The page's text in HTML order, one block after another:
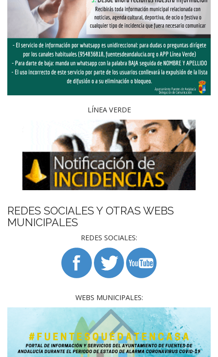
LÍNEA VERDE
REDES SOCIALES Y OTRAS WEBS
MUNICIPALES
REDES SOCIALES:
WEBS MUNICIPALES: